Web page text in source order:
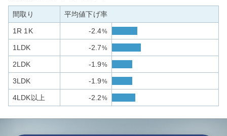
間取り 平均値下げ率
1R 1K -2.4%
1LDK -2.7%
2LDK -1.9%
3LDK -1.9%
4LDK以上 -2.2%